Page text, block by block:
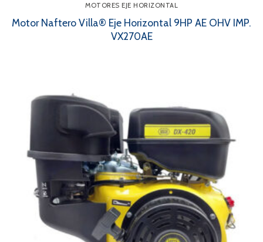
MOTORES EJE HORIZONTAL
Motor Naftero Villa® Eje Horizontal 9HP AE OHV IMP.
VX270AE